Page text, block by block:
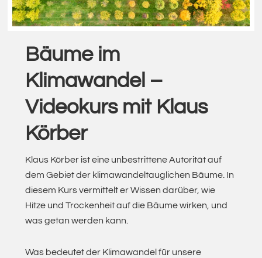
Bäume im
Klimawandel –
Videokurs mit Klaus
Körber
Klaus Körber ist eine unbestrittene Autorität auf
dem Gebiet der klimawandeltauglichen Bäume. In
diesem Kurs vermittelt er Wissen darüber, wie
Hitze und Trockenheit auf die Bäume wirken, und
was getan werden kann.
Was bedeutet der Klimawandel für unsere